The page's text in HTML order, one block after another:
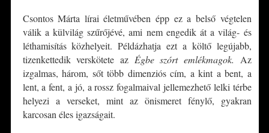
Csontos Márta lírai életművében épp ez a belső végtelen
válik a külvilág szűrőjévé, ami nem engedik át a világ- és
léthamisítás közhelyeit. Példázhatja ezt a költő legújabb,
tizenkettedik verskötete az Égbe szórt emlékmagok. Az
izgalmas, három, sőt több dimenziós cím, a kint a bent, a
lent, a fent, a jó, a rossz fogalmaival jellemezhető lelki térbe
helyezi a verseket, mint az önismeret fénylő, gyakran
karcosan éles igazságait.